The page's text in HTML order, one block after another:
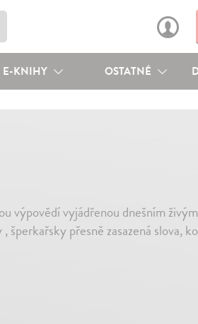
E-KNIHY OSTATNÉ
výpovědí vyjádřenou dnešním
přesně zasazená slova,